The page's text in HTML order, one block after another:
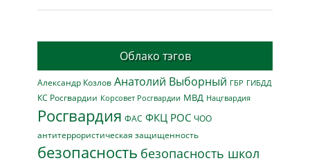
Облако тэгов
Александр Козлов Анатолий Выборный ГБР ГИБДД
КС Росгвардии Корсовет Росгвардии МВД Нацгвардия
Росгвардия ФАС ФКЦ РОС ЧОО
антитеррористическая защищенность
безопасность безопасность школ